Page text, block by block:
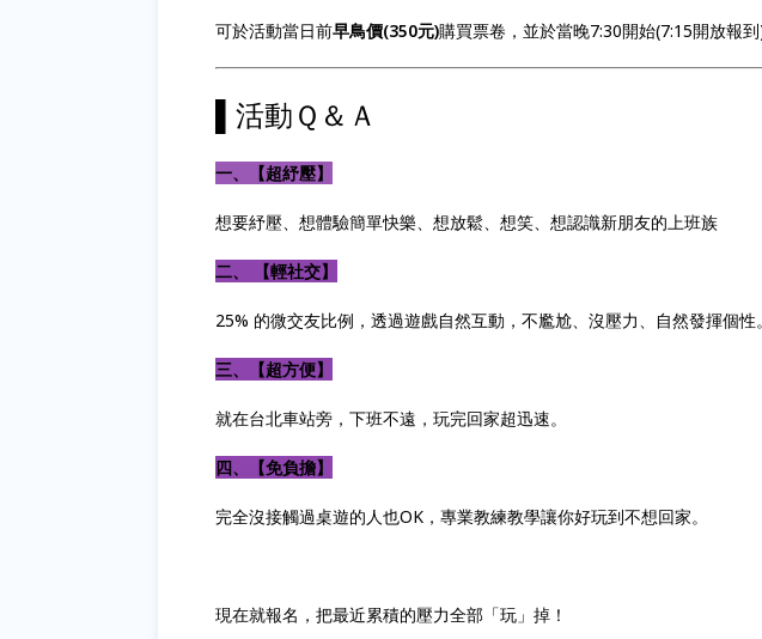
可於活動當日前早鳥價(350元)購買票卷，並於當晚7:30開始(7:15開放報到)
▌活動Ｑ＆Ａ
一、【超紓壓】
想要紓壓、想體驗簡單快樂、想放鬆、想笑、想認識新朋友的上班族
二、 【輕社交】
25% 的微交友比例，透過遊戲自然互動，不尷尬、沒壓力、自然發揮個性。
三、【超方便】
就在台北車站旁，下班不遠，玩完回家超迅速。
四、【免負擔】
完全沒接觸過桌遊的人也OK，專業教練教學讓你好玩到不想回家。
現在就報名，把最近累積的壓力全部「玩」掉！